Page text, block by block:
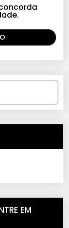
EM